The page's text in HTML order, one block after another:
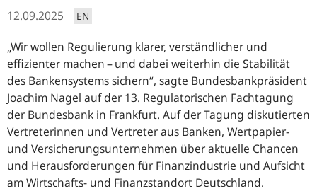
12.09.2025 EN
Wir wollen Regulierung klarer, verständlicher und
effizienter machen – und dabei weiterhin die Stabilität
des Bankensystems sichern , sagte Bundesbankpräsident
Joachim Nagel auf der 13. Regulatorischen Fachtagung
der Bundesbank in Frankfurt. Auf der Tagung diskutierten
Vertreterinnen und Vertreter aus Banken, Wertpapier-
und Versicherungsunternehmen über aktuelle Chancen
und Herausforderungen für Finanzindustrie und Aufsicht
am Wirtschafts- und Finanzstandort Deutschland.